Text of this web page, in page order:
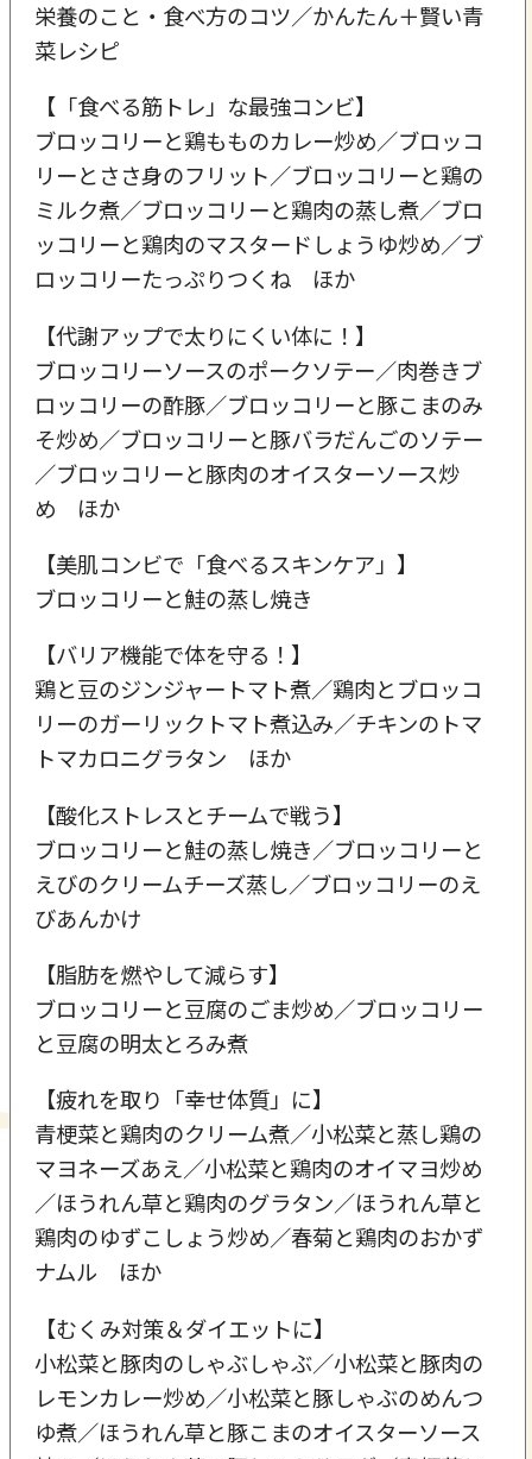
栄養のこと・食べ方のコツ／かんたん＋賢い青
菜レシピ
【「食べる筋トレ」な最強コンビ】
ブロッコリーと鶏もものカレー炒め／ブロッコ
リーとささ身のフリット／ブロッコリーと鶏の
ミルク煮／ブロッコリーと鶏肉の蒸し煮／ブロ
ッコリーと鶏肉のマスタードしょうゆ炒め／ブ
ロッコリーたっぷりつくね ほか
【代謝アップで太りにくい体に！】
ブロッコリーソースのポークソテー／肉巻きブ
ロッコリーの酢豚／ブロッコリーと豚こまのみ
そ炒め／ブロッコリーと豚バラだんごのソテー
／ブロッコリーと豚肉のオイスターソース炒
め ほか
【美肌コンビで「食べるスキンケア」】
ブロッコリーと鮭の蒸し焼き
【バリア機能で体を守る！】
鶏と豆のジンジャートマト煮／鶏肉とブロッコ
リーのガーリックトマト煮込み／チキンのトマ
トマカロニグラタン ほか
【酸化ストレスとチームで戦う】
ブロッコリーと鮭の蒸し焼き／ブロッコリーと
えびのクリームチーズ蒸し／ブロッコリーのえ
びあんかけ
【脂肪を燃やして減らす】
ブロッコリーと豆腐のごま炒め／ブロッコリー
と豆腐の明太とろみ煮
【疲れを取り「幸せ体質」に】
青梗菜と鶏肉のクリーム煮／小松菜と蒸し鶏の
マヨネーズあえ／小松菜と鶏肉のオイマヨ炒め
／ほうれん草と鶏肉のグラタン／ほうれん草と
鶏肉のゆずこしょう炒め／春菊と鶏肉のおかず
ナムル ほか
【むくみ対策＆ダイエットに】
小松菜と豚肉のしゃぶしゃぶ／小松菜と豚肉の
レモンカレー炒め／小松菜と豚しゃぶのめんつ
ゆ煮／ほうれん草と豚こまのオイスターソース